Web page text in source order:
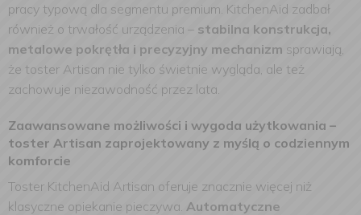
pracy typową dla segmentu premium. KitchenAid zadbał
również o trwałość urządzenia – stabilna konstrukcja,
metalowe pokrętła i precyzyjny mechanizm sprawiają,
że toster Artisan nie tylko świetnie wygląda, ale też
zachowuje niezawodność przez lata.
Zaawansowane możliwości i wygoda użytkowania –
toster Artisan zaprojektowany z myślą o codziennym
komforcie
Toster KitchenAid Artisan oferuje znacznie więcej niż
klasyczne opiekanie pieczywa. Automatyczne